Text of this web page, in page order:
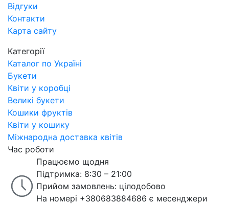
Відгуки
Контакти
Карта сайту
Категорії
Каталог по Україні
Букети
Квіти у коробці
Великі букети
Кошики фруктів
Квіти у кошику
Міжнародна доставка квітів
Час роботи
Працюємо щодня
Підтримка: 8:30 – 21:00
Прийом замовлень: цілодобово
На номері +380683884686 є месенджери